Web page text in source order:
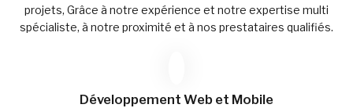
projets, Grâce à notre expérience et notre expertise multi
spécialiste, à notre proximité et à nos prestataires qualifiés.
Développement Web et Mobile